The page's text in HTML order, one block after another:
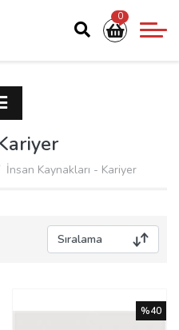
0
İnsan Kaynakları - Kariyer
%40